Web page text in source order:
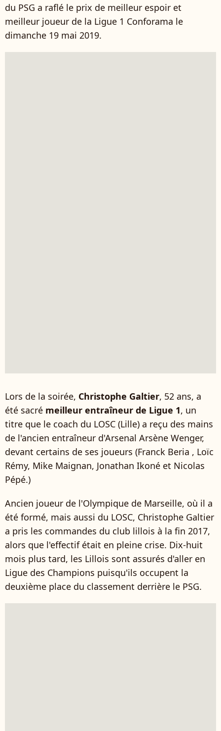
du PSG a raflé le prix de meilleur espoir et
meilleur joueur de la Ligue 1 Conforama le
dimanche 19 mai 2019.
Lors de la soirée, Christophe Galtier, 52 ans, a
été sacré meilleur entraîneur de Ligue 1, un
titre que le coach du LOSC (Lille) a reçu des mains
de l'ancien entraîneur d'Arsenal Arsène Wenger,
devant certains de ses joueurs (Franck Beria , Loïc
Rémy, Mike Maignan, Jonathan Ikoné et Nicolas
Pépé.)
Ancien joueur de l'Olympique de Marseille, où il a
été formé, mais aussi du LOSC, Christophe Galtier
a pris les commandes du club lillois à la fin 2017,
alors que l'effectif était en pleine crise. Dix-huit
mois plus tard, les Lillois sont assurés d'aller en
Ligue des Champions puisqu'ils occupent la
deuxième place du classement derrière le PSG.